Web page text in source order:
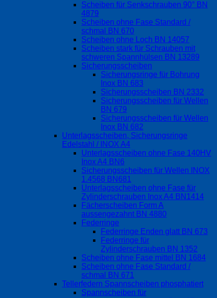
Scheiben für Senkschrauben 90° BN
4879
Scheiben ohne Fase Standard /
schmal BN 670
Scheiben ohne Loch BN 14057
Scheiben stark für Schrauben mit
schweren Spannhülsen BN 13289
Sicherungsscheiben
Sicherungsringe für Bohrung
Inox BN 683
Sicherungsscheiben BN 2332
Sicherungsscheiben für Wellen
BN 679
Sicherungsscheiben für Wellen
Inox BN 682
Unterlagsscheiben, Sicherungsringe
Edelstahl / INOX A4
Unterlagsscheiben ohne Fase 140HV
Inox A4 BN6
Sicherungsscheiben für Wellen INOX
1.4568 BN681
Unterlagsscheiben ohne Fase für
Zylinderschrauben Inox A4 BN1414
Fächerscheiben Form A
aussengezahnt BN 4880
Federringe
Federringe Enden glatt BN 673
Federringe für
Zylinderschrauben BN 1352
Scheiben ohne Fase mittel BN 1684
Scheiben ohne Fase Standard /
schmal BN 671
Tellerfedern Spannscheiben phosphatiert
Spannscheiben für